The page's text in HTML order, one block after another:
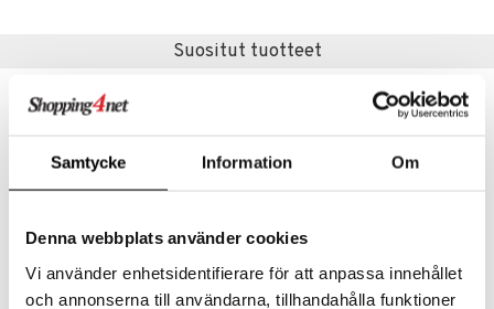
Samtycke Information Om
Denna webbplats använder cookies
Vi använder enhetsidentifierare för att anpassa innehållet
och annonserna till användarna, tillhandahålla funktioner
Suositut tuotteet
Saatavana useana vaihtoehtona
kampanja